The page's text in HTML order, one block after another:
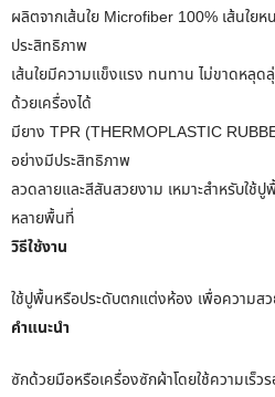
ผลิตจากเส้นใย Microfiber 100% เส้นใย
ประสิทธิภาพ
เส้นใยมีความแข็งแรง ทนทาน ไม่ขาดหลุด
ด้วยเครื่องได้
มียาง TPR (THERMOPLASTIC
อย่างมีประสิทธิภาพ
ลวดลายและสีสันสวยงาม เหมาะสำหรับใช้
หลายพื้นที่
วิธีใช้งาน
ใช้ปูพื้นหรือประดับตกแต่งห้อง เพื่อความส
คำแนะนำ
ซักด้วยมือหรือเครื่องซักผ้าโดยใช้ความเร็ว